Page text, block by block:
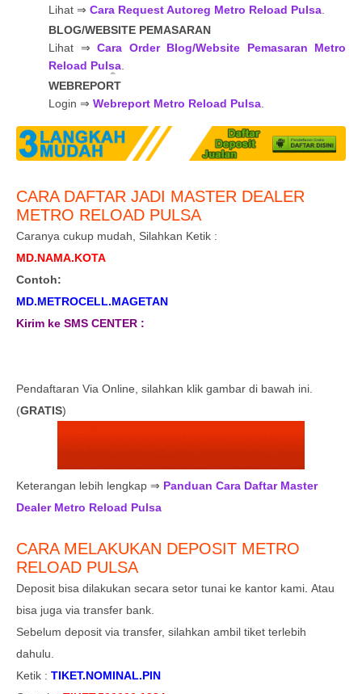
Lihat ⇒ Cara Request Autoreg Metro Reload Pulsa.
BLOG/WEBSITE PEMASARAN
Lihat ⇒ Cara Order Blog/Website Pemasaran Metro
Reload Pulsa.
WEBREPORT
Login ⇒ Webreport Metro Reload Pulsa.
CARA DAFTAR JADI MASTER DEALER
METRO RELOAD PULSA
Caranya cukup mudah, Silahkan Ketik :
MD.NAMA.KOTA
Contoh:
MD.METROCELL.MAGETAN
Kirim ke SMS CENTER :
Pendaftaran Via Online, silahkan klik gambar di bawah ini.
(GRATIS)
Keterangan lebih lengkap ⇒ Panduan Cara Daftar Master
Dealer Metro Reload Pulsa
CARA MELAKUKAN DEPOSIT METRO
RELOAD PULSA
Deposit bisa dilakukan secara setor tunai ke kantor kami Atau
bisa juga via transfer bank.
Sebelum deposit via transfer, silahkan ambil tiket terlebih
dahulu.
Ketik : TIKET.NOMINAL.PIN